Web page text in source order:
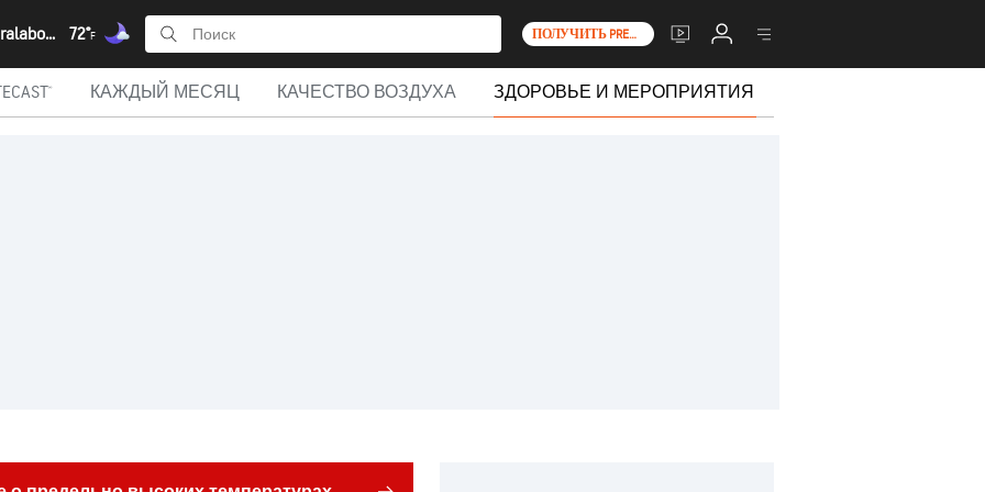
Aghios Charalabos, Южные Эгейские острова 72°F ПОЛУЧИТЬ PREMIUM+
КАЖДЫЙ МЕСЯЦ КАЧЕСТВО ВОЗДУХА ЗДОРОВЬЕ И МЕРОПРИЯТИЯ